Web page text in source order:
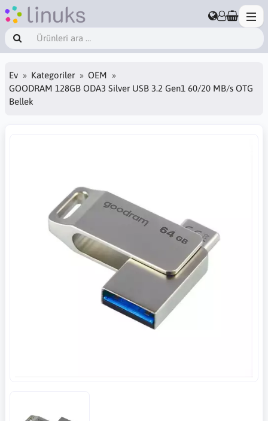
Ev Kategoriler
OEM
GOODRAM 128GB ODA3 Silver USB 3.2 Gen1 60/20 MB/s OTG
Bellek